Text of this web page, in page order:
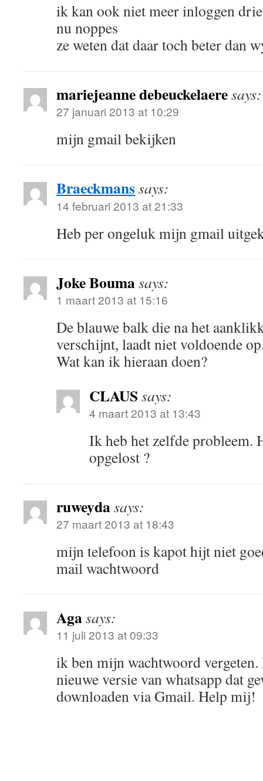
ik kan ook niet meer inloggen drie
nu noppes
ze weten dat daar toch beter dan
mariejeanne debeuckelaeresays:
27 januari 2013 at 10:29
mijn gmail bekijken
Braeckmanssays:
14 februari 2013 at 21:33
Heb per ongeluk mijn gmail
Joke Boumasays:
1 maart 2013 at 15:16
De blauwe balk die na het
verschijnt, laadt niet voldoende
Wat kan ik hieraan doen?
CLAUS says:
4 maart 2013 at 13:43
Ik heb het zelfde probleem.
opgelost ?
ruweydasays:
27 maart 2013 at 18:43
mijn telefoon is kapot hijt niet
mail wachtwoord
Agasays:
11 juli 2013 at 09:33
ik ben mijn wachtwoord
nieuwe versie van whatsapp dat
downloaden via Gmail. Help mij!